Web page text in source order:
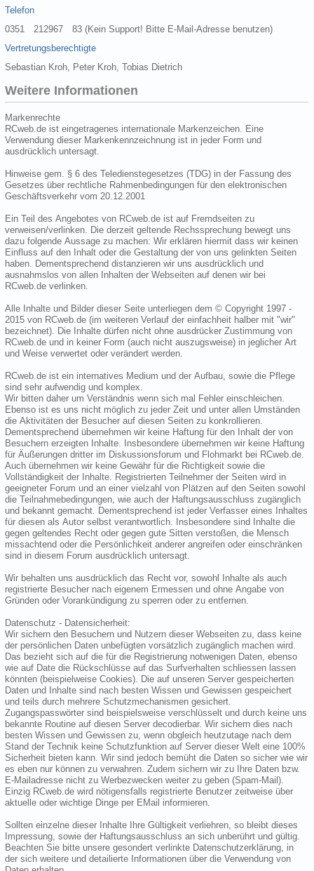
Telefon
0351 212967 83 (Kein Support! Bitte E-Mail-Adresse benutzen)
Vertretungsberechtigte
Sebastian Kroh, Peter Kroh, Tobias Dietrich
Weitere Informationen
Markenrechte
RCweb.de ist eingetragenes internationale Markenzeichen. Eine
Verwendung dieser Markenkennzeichnung ist in jeder Form und
ausdrücklich untersagt.
Hinweise gem. § 6 des Teledienstegesetzes (TDG) in der Fassung des
Gesetzes über rechtliche Rahmenbedingungen für den elektronischen
Geschäftsverkehr vom 20.12.2001
Ein Teil des Angebotes von RCweb.de ist auf Fremdseiten zu
verweisen/verlinken. Die derzeit geltende Rechssprechung bewegt uns
dazu folgende Aussage zu machen: Wir erklären hiermit dass wir keinen
Einfluss auf den Inhalt oder die Gestaltung der von uns gelinkten Seiten
haben. Dementsprechend distanzieren wir uns ausdrücklich und
ausnahmslos von allen Inhalten der Webseiten auf denen wir bei
RCweb.de verlinken.
Alle Inhalte und Bilder dieser Seite unterliegen dem © Copyright 1997 -
2015 von RCweb.de (im weiteren Verlauf der einfachheit halber mit "wir"
bezeichnet). Die Inhalte dürfen nicht ohne ausdrücker Zustimmung von
RCweb.de und in keiner Form (auch nicht auszugsweise) in jeglicher Art
und Weise verwertet oder verändert werden.
RCweb.de ist ein internatives Medium und der Aufbau, sowie die Pflege
sind sehr aufwendig und komplex.
Wir bitten daher um Verständnis wenn sich mal Fehler einschleichen.
Ebenso ist es uns nicht möglich zu jeder Zeit und unter allen Umständen
die Aktivitäten der Besucher auf diesen Seiten zu konkrollieren.
Dementsprechend übernehmen wir keine Haftung für den Inhalt der von
Besuchern erzeigten Inhalte. Insbesondere übernehmen wir keine Haftung
für Äußerungen dritter im Diskussionsforum und Flohmarkt bei RCweb.de.
Auch übernehmen wir keine Gewähr für die Richtigkeit sowie die
Vollständigkeit der Inhalte. Registrierten Teilnehmer der Seiten wird in
geeigneter Forum und an einer vielzahl von Plätzen auf den Seiten sowohl
die Teilnahmebedingungen, wie auch der Haftungsausschluss zugänglich
und bekannt gemacht. Dementsprechend ist jeder Verfasser eines Inhaltes
für diesen als Autor selbst verantwortlich. Insbesondere sind Inhalte die
gegen geltendes Recht oder gegen gute Sitten verstoßen, die Mensch
missachtend oder die Persönlichkeit anderer angreifen oder einschränken
sind in diesem Forum ausdrücklich untersagt.
Wir behalten uns ausdrücklich das Recht vor, sowohl Inhalte als auch
registrierte Besucher nach eigenem Ermessen und ohne Angabe von
Gründen oder Vorankündigung zu sperren oder zu entfernen.
Datenschutz - Datensicherheit:
Wir sichern den Besuchern und Nutzern dieser Webseiten zu, dass keine
der persönlichen Daten unbefügten vorsätzlich zugänglich machen wird.
Das bezieht sich auf die für die Registrierung notwenigen Daten, ebenso
wie auf Date die Rückschlüsse auf das Surfverhalten schliessen lassen
könnten (beispielweise Cookies). Die auf unseren Server gespeicherten
Daten und Inhalte sind nach besten Wissen und Gewissen gespeichert
und teils durch mehrere Schutzmechanismen gesichert.
Zugangspasswörter sind beispielsweise verschlüsselt und durch keine uns
bekannte Routine auf diesen Server decodierbar. Wir sichern dies nach
besten Wissen und Gewissen zu, wenn obgleich heutzutage nach dem
Stand der Technik keine Schutzfunktion auf Server dieser Welt eine 100%
Sicherheit bieten kann. Wir sind jedoch bemüht die Daten so sicher wie wir
es eben nur können zu verwahren. Zudem sichern wir zu Ihre Daten bzw.
E-Mailadresse nicht zu Werbezwecken weiter zu geben (Spam-Mail).
Einzig RCweb.de wird nötigensfalls registrierte Benutzer zeitweise über
aktuelle oder wichtige Dinge per EMail informieren.
Sollten einzelne dieser Inhalte Ihre Gültigkeit verliehren, so bleibt dieses
Impressung, sowie der Haftungsausschluss an sich unberührt und gültig.
Beachten Sie bitte unsere gesondert verlinkte Datenschutzerklärung, in
der sich weitere und detailierte Informationen über die Verwendung von